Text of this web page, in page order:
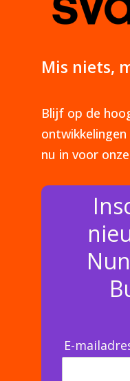
Mis niets,
Blijf op de
nu in voor
E-